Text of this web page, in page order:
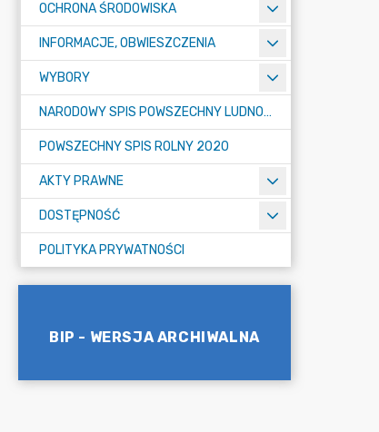
OCHRONA ŚRODOWISKA
INFORMACJE, OBWIESZCZENIA
WYBORY
NARODOWY SPIS POWSZECHNY LUDNOŚCI I MIESZKAŃ W 2021
POWSZECHNY SPIS ROLNY 2020
AKTY PRAWNE
DOSTĘPNOŚĆ
POLITYKA PRYWATNOŚCI
BIP - WERSJA ARCHIWALNA